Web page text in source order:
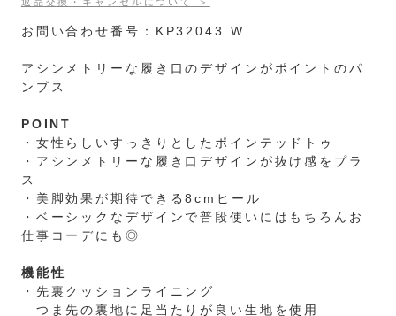
お問い合わせ番号：KP32043 W
アシンメトリーな履き口のデザインがポイントのパ
ンプス
POINT
・女性らしいすっきりとしたポインテッドトゥ
・アシンメトリーな履き口デザインが抜け感をプラ
ス
・美脚効果が期待できる8cmヒール
・ベーシックなデザインで普段使いにはもちろんお
仕事コーデにも◎
機能性
・先裏クッションライニング
つま先の裏地に足当たりが良い生地を使用